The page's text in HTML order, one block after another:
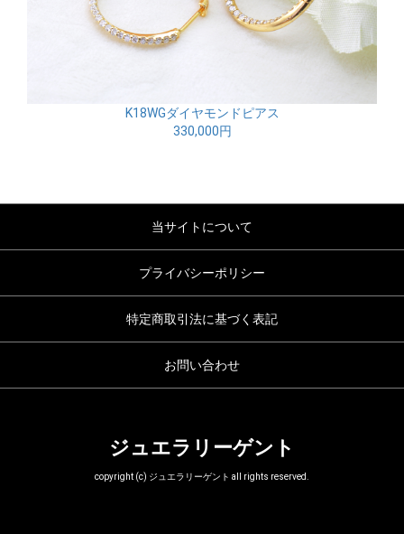
K18WGダイヤモンドピアス
330,000円
当サイトについて
プライバシーポリシー
特定商取引法に基づく表記
お問い合わせ
ジュエラリーゲント
copyright (c) ジュエラリーゲント all rights reserved.